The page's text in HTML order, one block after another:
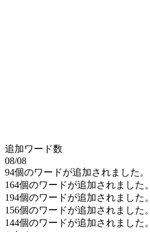
追加ワード数
08/08
94個のワードが追加されました。
164個のワードが追加されました。
194個のワードが追加されました。
156個のワードが追加されました。
144個のワードが追加されました。